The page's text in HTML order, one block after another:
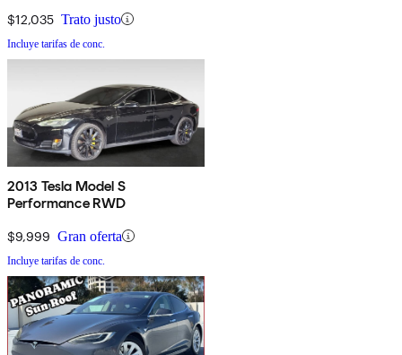
$12,035 Trato justo
Incluye tarifas de conc.
2013 Tesla Model S
Performance RWD
$9,999 Gran oferta
Incluye tarifas de conc.